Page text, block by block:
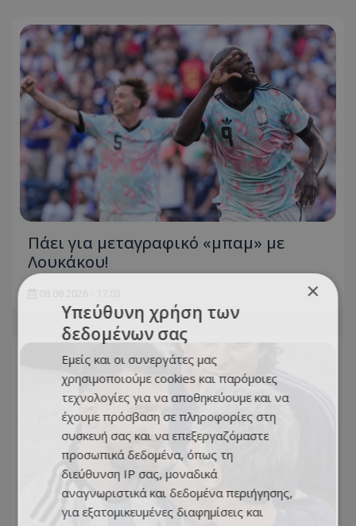
Πάει για μεταγραφικό «μπαμ» με
Λουκάκου!
×
Υπεύθυνη χρήση των
δεδομένων σας
Εμείς και οι συνεργάτες μας
χρησιμοποιούμε cookies και παρόμοιες
τεχνολογίες για να αποθηκεύουμε και να
έχουμε πρόσβαση σε πληροφορίες στη
συσκευή σας και να επεξεργαζόμαστε
προσωπικά δεδομένα, όπως τη
διεύθυνση IP σας, μοναδικά
αναγνωριστικά και δεδομένα περιήγησης,
για εξατομικευμένες διαφημίσεις και